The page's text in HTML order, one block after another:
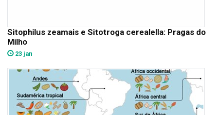
Sitophilus zeamais e Sitotroga cerealella: Pragas do
Milho
23 jan